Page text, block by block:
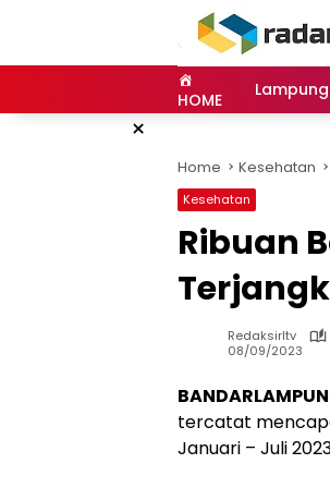
HOME
×
Home Kesehatan
Kesehatan
Ribuan
Redaksirltv
08/09/2023
tercatat
Januari – Juli